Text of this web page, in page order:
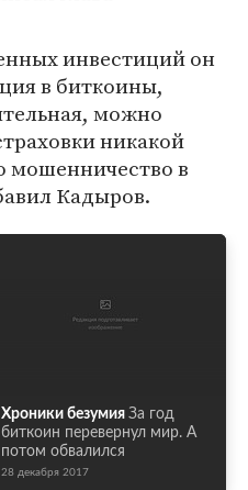
инвестиций он
в биткоины,
можно
никакой
мошенничество в
Кадыров.
Хроники безумия За год
биткоин перевернул мир. А
потом обвалился
28 декабря 2017